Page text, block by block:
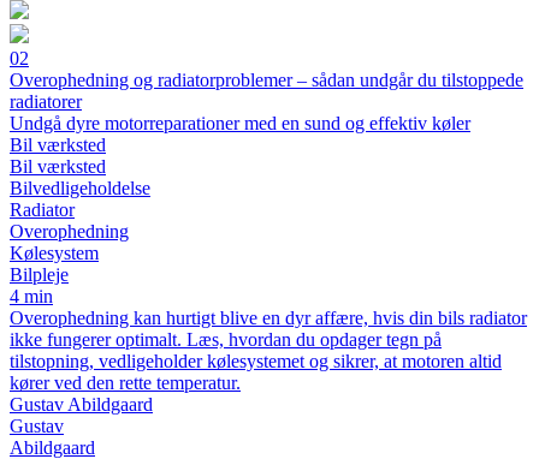
02
Overophedning og radiatorproblemer – sådan undgår du tilstoppede
radiatorer
Undgå dyre motorreparationer med en sund og effektiv køler
Bil værksted
Bil værksted
Bilvedligeholdelse
Radiator
Overophedning
Kølesystem
Bilpleje
4 min
Overophedning kan hurtigt blive en dyr affære, hvis din bils radiator
ikke fungerer optimalt. Læs, hvordan du opdager tegn på
tilstopning, vedligeholder kølesystemet og sikrer, at motoren altid
kører ved den rette temperatur.
Gustav Abildgaard
Gustav
Abildgaard